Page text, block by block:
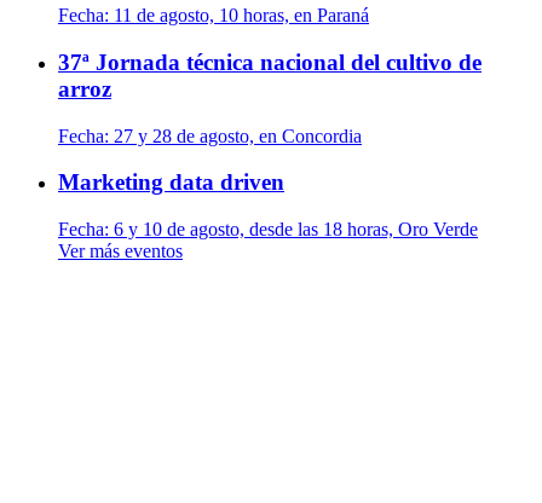
Fecha: 11 de agosto, 10 horas, en Paraná
37ª Jornada técnica nacional del cultivo de
arroz
Fecha: 27 y 28 de agosto, en Concordia
Marketing data driven
Fecha: 6 y 10 de agosto, desde las 18 horas, Oro Verde
Ver más eventos